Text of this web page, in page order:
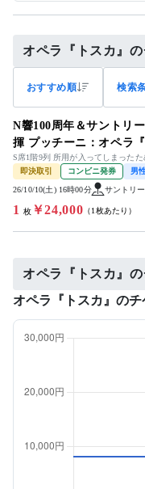
オペラ『トスカ』
おすすめ順 検索
N響100周年＆サントリ
揮 プッチーニ：オペラ
S席1階9列 所用が入ってしまった
即決取引
コンビニ発券 男
26/10/10(土) 16時00分 サントリ
1 枚￥24,000 （1枚あたり）
オペラ『トスカ』
オペラ『トスカ』の